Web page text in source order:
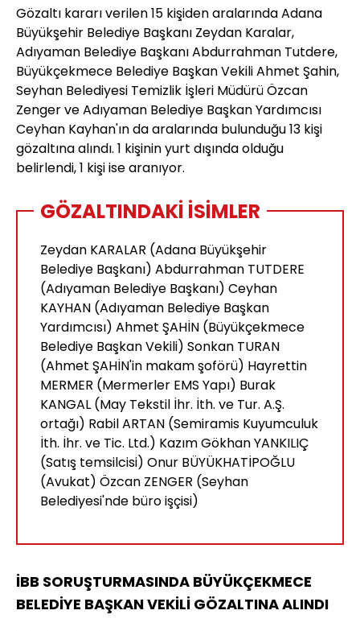
Gözaltı kararı verilen 15 kişiden aralarında Adana
Büyükşehir Belediye Başkanı Zeydan Karalar,
Adıyaman Belediye Başkanı Abdurrahman Tutdere,
Büyükçekmece Belediye Başkan Vekili Ahmet Şahin,
Seyhan Belediyesi Temizlik İşleri Müdürü Özcan
Zenger ve Adıyaman Belediye Başkan Yardımcısı
Ceyhan Kayhan'ın da aralarında bulunduğu 13 kişi
gözaltına alındı. 1 kişinin yurt dışında olduğu
belirlendi, 1 kişi ise aranıyor.
GÖZALTINDAKİ İSİMLER
Zeydan KARALAR (Adana Büyükşehir
Belediye Başkanı) Abdurrahman TUTDERE
(Adıyaman Belediye Başkanı) Ceyhan
KAYHAN (Adıyaman Belediye Başkan
Yardımcısı) Ahmet ŞAHİN (Büyükçekmece
Belediye Başkan Vekili) Sonkan TURAN
(Ahmet ŞAHİN'in makam şoförü) Hayrettin
MERMER (Mermerler EMS Yapı) Burak
KANGAL (May Tekstil İhr. İth. ve Tur. A.Ş.
ortağı) Rabil ARTAN (Semiramis Kuyumculuk
İth. İhr. ve Tic. Ltd.) Kazım Gökhan YANKILIÇ
(Satış temsilcisi) Onur BÜYÜKHATİPOĞLU
(Avukat) Özcan ZENGER (Seyhan
Belediyesi'nde büro işçisi)
İBB SORUŞTURMASINDA BÜYÜKÇEKMECE
BELEDİYE BAŞKAN VEKİLİ GÖZALTINA ALINDI